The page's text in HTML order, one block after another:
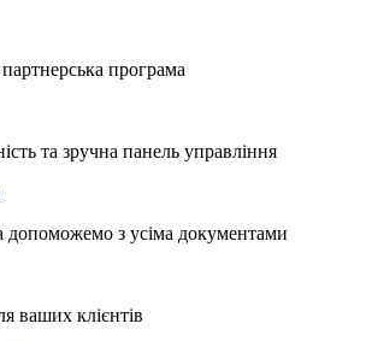
програма
та зручна панель управління
допоможемо з усіма документами
ваших клієнтів